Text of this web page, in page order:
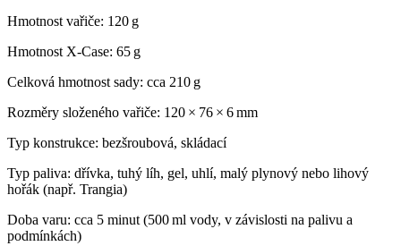
Hmotnost vařiče: 120 g
Hmotnost X‑Case: 65 g
Celková hmotnost sady: cca 210 g
Rozměry složeného vařiče: 120 × 76 × 6 mm
Typ konstrukce: bezšroubová, skládací
Typ paliva: dřívka, tuhý líh, gel, uhlí, malý plynový nebo lihový
hořák (např. Trangia)
Doba varu: cca 5 minut (500 ml vody, v závislosti na palivu a
podmínkách)